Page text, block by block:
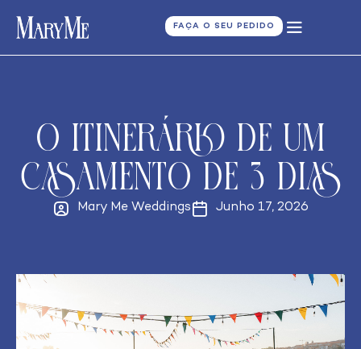
FAÇA O SEU PEDIDO
O Itinerário de um
Casamento de 3 Dias
Mary Me Weddings Junho 17, 2026